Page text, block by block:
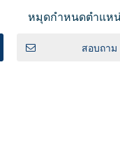
หมุดกำหนดตำแห
สอบถาม